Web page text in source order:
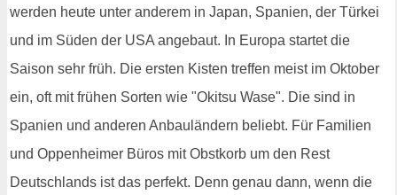
werden heute unter anderem in Japan, Spanien, der Türkei
und im Süden der USA angebaut. In Europa startet die
Saison sehr früh. Die ersten Kisten treffen meist im Oktober
ein, oft mit frühen Sorten wie "Okitsu Wase". Die sind in
Spanien und anderen Anbauländern beliebt. Für Familien
und Oppenheimer Büros mit Obstkorb um den Rest
Deutschlands ist das perfekt. Denn genau dann, wenn die